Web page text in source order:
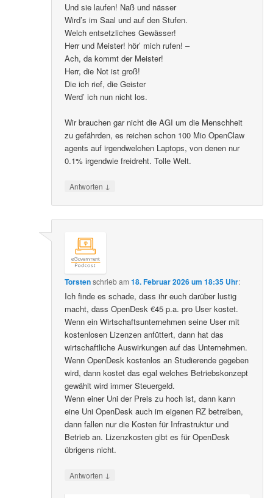
Und sie laufen! Naß und nässer
Wird’s im Saal und auf den Stufen.
Welch entsetzliches Gewässer!
Herr und Meister! hör’ mich rufen! –
Ach, da kommt der Meister!
Herr, die Not ist groß!
Die ich rief, die Geister
Werd’ ich nun nicht los.
Wir brauchen gar nicht die AGI um die Menschheit
zu gefährden, es reichen schon 100 Mio OpenClaw
agents auf irgendwelchen Laptops, von denen nur
0.1% irgendwie freidreht. Tolle Welt.
Antworten ↓
Torstenschriebam18. Februar 2026 um 18:35 Uhr:
Ich finde es schade, dass ihr euch darüber lustig
macht, dass OpenDesk €45 p.a. pro User kostet.
Wenn ein Wirtschaftsunternehmen seine User mit
kostenlosen Lizenzen anfüttert, dann hat das
wirtschaftliche Auswirkungen auf das Unternehmen.
Wenn OpenDesk kostenlos an Studierende gegeben
wird, dann kostet das egal welches Betriebskonzept
gewählt wird immer Steuergeld.
Wenn einer Uni der Preis zu hoch ist, dann kann
eine Uni OpenDesk auch im eigenen RZ betreiben,
dann fallen nur die Kosten für Infrastruktur und
Betrieb an. Lizenzkosten gibt es für OpenDesk
übrigens nicht.
Antworten ↓